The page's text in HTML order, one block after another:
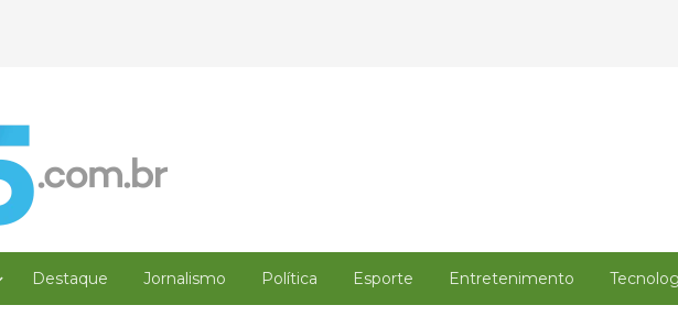
Destaque Jornalismo Política Esporte Entretenimento